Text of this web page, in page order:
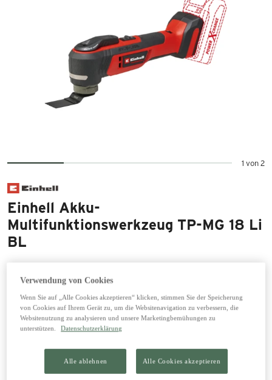
1 von 2
Einhell Akku-
Multifunktionswerkzeug TP-MG 18 Li
BL
119,99 €
inkl. 20% MwSt zzgl. Versand
130,95 €
Verwendung von Cookies
Wenn Sie auf „Alle Cookies akzeptieren“ klicken, stimmen Sie der Speicherung
von Cookies auf Ihrem Gerät zu, um die Websitenavigation zu verbessern, die
Websitenutzung zu analysieren und unsere Marketingbemühungen zu
unterstützen.
Datenschutzerklärung
Alle ablehnen Alle Cookies akzeptieren